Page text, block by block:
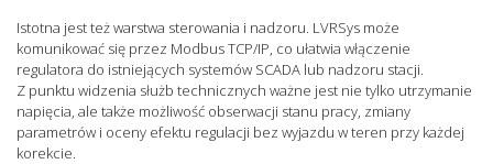
Istotna jest też warstwa sterowania i nadzoru. LVRSys może
komunikować się przez Modbus TCP/IP, co ułatwia włączenie
regulatora do istniejących systemów SCADA lub nadzoru stacji.
Z punktu widzenia służb technicznych ważne jest nie tylko utrzymanie
napięcia, ale także możliwość obserwacji stanu pracy, zmiany
parametrów i oceny efektu regulacji bez wyjazdu w teren przy każdej
korekcie.